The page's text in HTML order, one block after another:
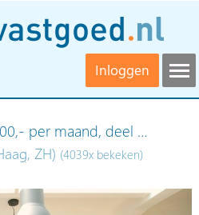
Inloggen
per maand, deel …
ZH) (4039x bekeken)